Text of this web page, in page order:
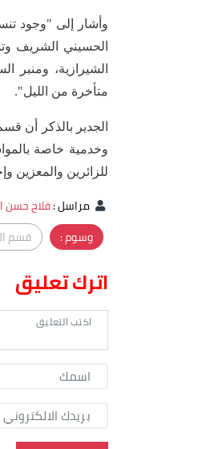
وأشار إلى "وجود
الحسيني الشريف
الشيرازية، ومنبر
متأخرة من الليل".
الجدير بالذكر أن
وخدمية خاصة
للزائرين والمعزين
مراسل:فلاح
وسوم :
قسم
اترك تعليق